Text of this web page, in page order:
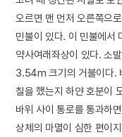
오르면 맨 먼저 오른쪽으
민불이 있다. 이 민불에서
약사여래좌상이 있다. 소
3.54m 크기의 거불이다.
칠을 했는지 하얀 호분이
바위 사이 통로를 통과하
상체의 마멸이 심한 편이